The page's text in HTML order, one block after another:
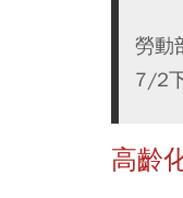
勞動
7/2
高齡